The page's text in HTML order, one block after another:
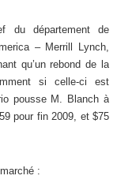
du département de
– Merrill Lynch,
qu’un rebond de la
si celle-ci est
pousse M. Blanch à
pour fin 2009, et $75
: